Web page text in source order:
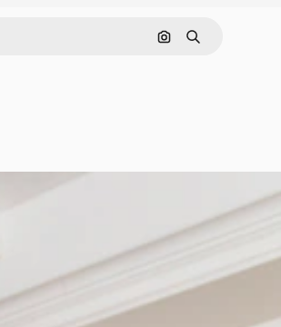
Cerca per immagine
Ricerca